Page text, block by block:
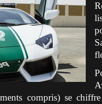
compris) se